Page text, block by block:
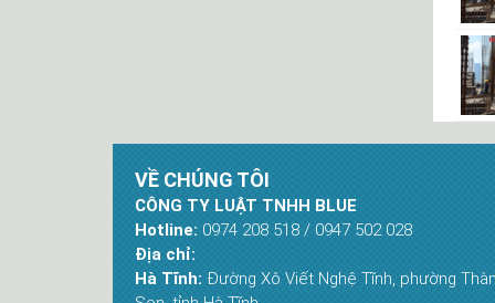
VỀ CHÚNG TÔI
CÔNG TY LUẬT TNHH BLUE
Hotline: 0974 208 518 / 0947 502 028
Địa chỉ:
Hà Tĩnh: Đường Xô Viết Nghệ Tĩnh, phường